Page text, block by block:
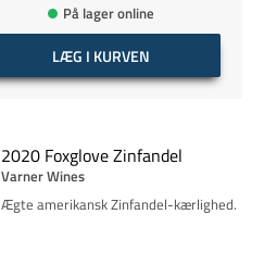
På lager online
LÆG I KURVEN
2020 Foxglove Zinfandel
Varner Wines
Ægte amerikansk Zinfandel-kærlighed.